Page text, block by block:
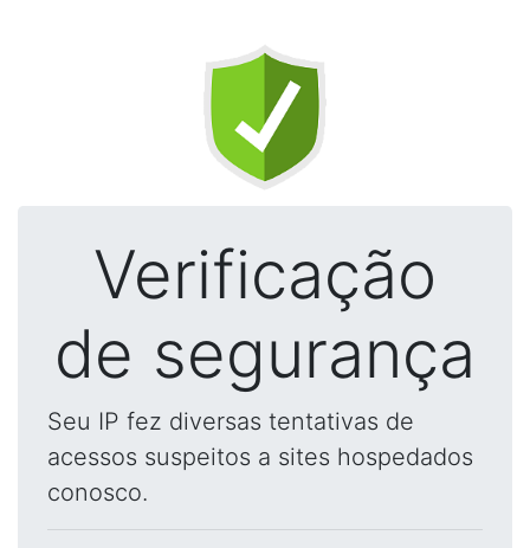
Verificação
de segurança
Seu IP fez diversas tentativas de
acessos suspeitos a sites hospedados
conosco.